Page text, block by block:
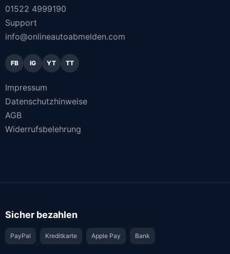
01522 4999190
Support
info@onlineautoabmelden.com
FB IG YT TT
Impressum
Datenschutzhinweise
AGB
Widerrufsbelehrung
Sicher bezahlen
PayPal Kreditkarte Apple Pay Bank